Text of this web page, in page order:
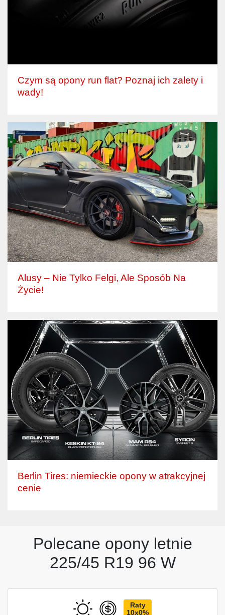
Czym są opony run flat? Poznaj ich zalety i
wady!
Alusy – Nie Tylko Felgi, Ale Sposób Na
Życie!
Berlin Tires: niemieckie opony w atrakcyjnej
cenie
Polecane opony letnie
225/45 R19 96 W
Raty
10x0%